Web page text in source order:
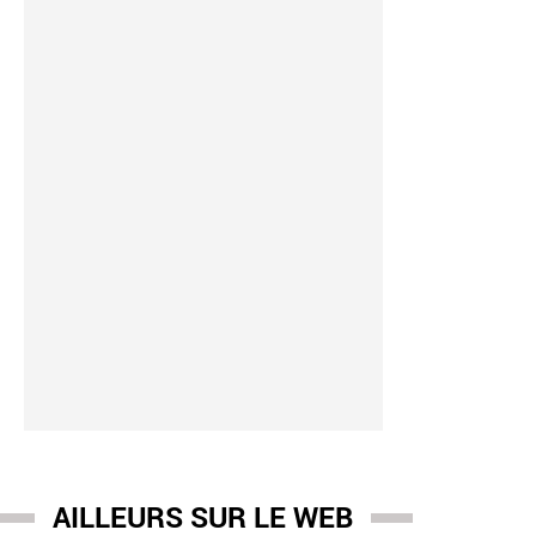
-27/07 15:01AILLEURS SUR LE WEB